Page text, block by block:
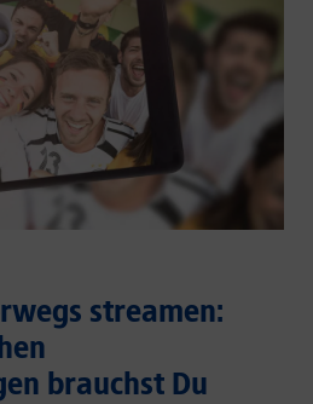
streamen:
brauchst Du